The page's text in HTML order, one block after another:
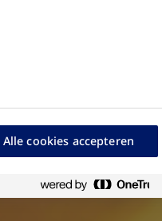
Alle cookies accepteren